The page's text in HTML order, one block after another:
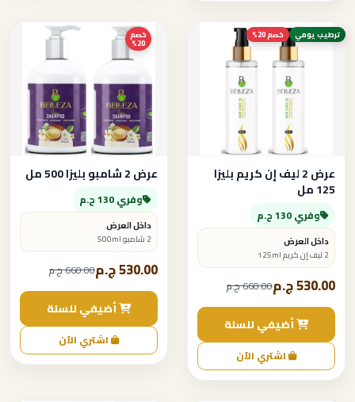
ترطيب يومي خصم 20%
عرض 2 ليف إن كريم بليزا
125 مل
وفري 130 ج.م
داخل العرض
2 ليف إن كريم 125ml
530.00 ج.م 660.00 ج.م
أضيفي للسلة
اشتري الآن
خصم
20%
عرض 2 شامبو بليزا 500 مل
وفري 130 ج.م
داخل العرض
2 شامبو 500ml
530.00 ج.م 660.00 ج.م
أضيفي للسلة
اشتري الآن